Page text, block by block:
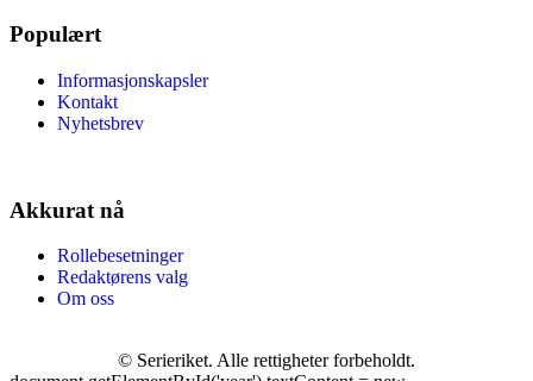
Populært
Informasjonskapsler
Kontakt
Nyhetsbrev
Akkurat nå
Rollebesetninger
Redaktørens valg
Om oss
© Serieriket. Alle rettigheter forbeholdt.